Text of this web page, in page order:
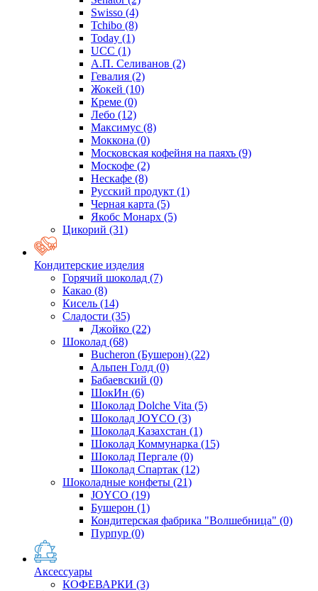
Swisso (4)
Tchibo (8)
Today (1)
UCC (1)
А.П. Селиванов (2)
Гевалия (2)
Жокей (10)
Креме (0)
Лебо (12)
Максимус (8)
Моккона (0)
Московская кофейня на паяхъ (9)
Москофе (2)
Нескафе (8)
Русский продукт (1)
Черная карта (5)
Якобс Монарх (5)
Цикорий (31)
Кондитерские изделия
Горячий шоколад (7)
Какао (8)
Кисель (14)
Сладости (35)
Джойко (22)
Шоколад (68)
Bucheron (Бушерон) (22)
Альпен Голд (0)
Бабаевский (0)
ШокИн (6)
Шоколад Dolche Vita (5)
Шоколад JOYCO (3)
Шоколад Казахстан (1)
Шоколад Коммунарка (15)
Шоколад Пергале (0)
Шоколад Спартак (12)
Шоколадные конфеты (21)
JOYCO (19)
Бушерон (1)
Кондитерская фабрика "Волшебница" (0)
Пурпур (0)
Аксессуары
КОФЕВАРКИ (3)